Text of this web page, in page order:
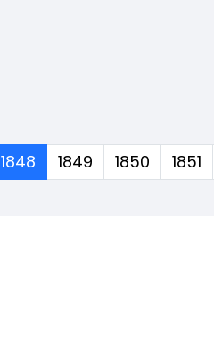
1848(corrente)
1849 1850 1851